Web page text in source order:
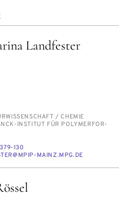
Landfester
/​ CHE­MIE
IN­STI­TUT FÜR PO­LY­MER­FOR­
130
MAINZ.MPG.DE